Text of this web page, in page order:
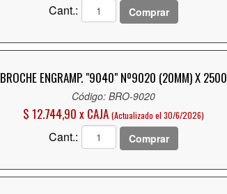
Cant.: Comprar
BROCHE ENGRAMP. "9040" Nº9020 (20MM) X 2500
Código: BRO-9020
$ 12.744,90 x CAJA (Actualizado el 30/6/2026)
Cant.: Comprar